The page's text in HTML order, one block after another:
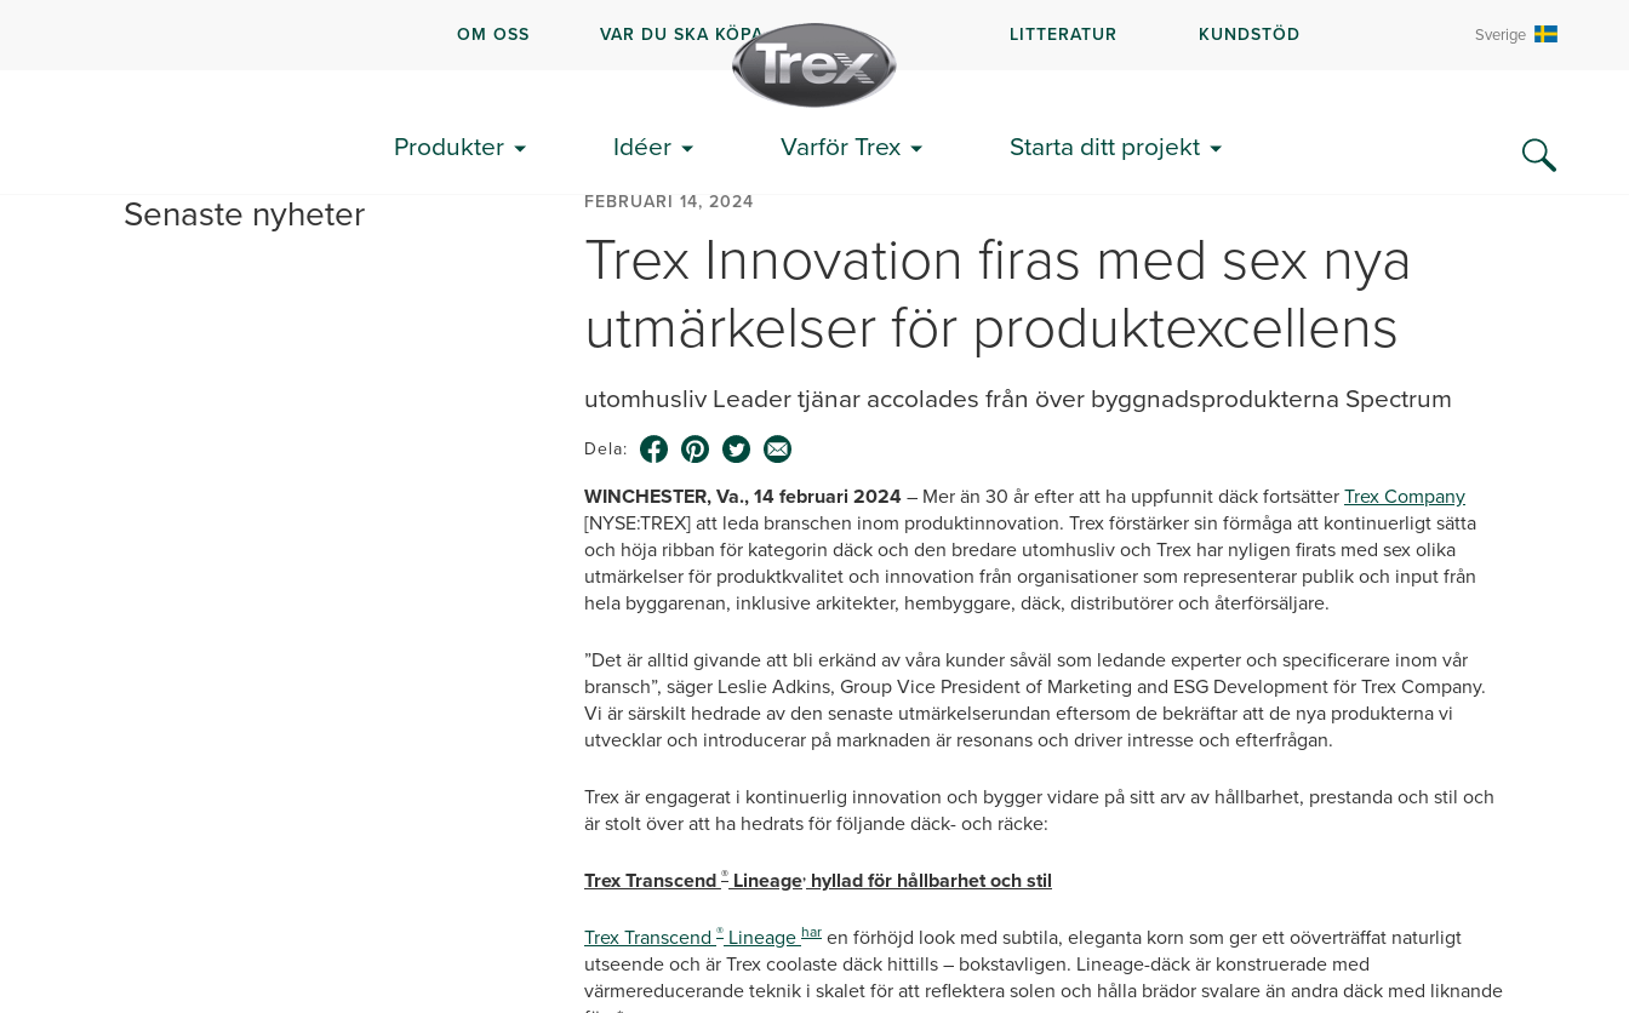
OM OSS VAR DU SKA KÖPA LITTERATUR KUNDSTÖD Sverige
Produkter Idéer Varför Trex Starta ditt projekt
Senaste nyheter FEBRUARI 14, 2024
Trex Innovation firas med sex nya
utmärkelser för produktexcellens
utomhusliv Leader tjänar accolades från över byggnadsprodukterna Spectrum
Dela:
WINCHESTER, Va., 14 februari 2024– Mer än 30 år efter att ha uppfunnit däck fortsätterTrex Company
[NYSE:TREX] att leda branschen inom produktinnovation. Trex förstärker sin förmåga att kontinuerligt sätta
och höja ribban för kategorin däck och den bredare utomhusliv och Trex har nyligen firats med sex olika
utmärkelser för produktkvalitet och innovation från organisationer som representerar publik och input från
hela byggarenan, inklusive arkitekter, hembyggare, däck, distributörer och återförsäljare.
”Det är alltid givande att bli erkänd av våra kunder såväl som ledande experter och specificerare inom vår
bransch”, säger Leslie Adkins, Group Vice President of Marketing and ESG Development för Trex Company.
Vi är särskilt hedrade av den senaste utmärkelserundan eftersom de bekräftar att de nya produkterna vi
utvecklar och introducerar på marknaden är resonans och driver intresse och efterfrågan.
Trex är engagerat i kontinuerlig innovation och bygger vidare på sitt arv av hållbarhet, prestanda och stil och
är stolt över att ha hedrats för följande däck- och räcke:
Trex Transcend ® Lineage, hyllad för hållbarhet och stil
Trex Transcend ® Lineage har en förhöjd look med subtila, eleganta korn som ger ett oöverträffat naturligt
utseende och är Trex coolaste däck hittills – bokstavligen. Lineage-däck är konstruerade med
värmereducerande teknik i skalet för att reflektera solen och hålla brädor svalare än andra däck med liknande